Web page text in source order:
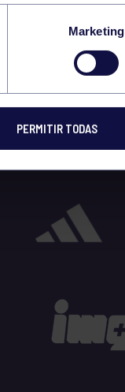
Marketing
PERMITIR TODAS